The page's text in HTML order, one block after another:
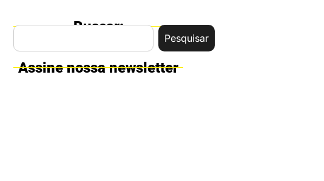
Buscar:
Pesquisar
Assine nossa newsletter